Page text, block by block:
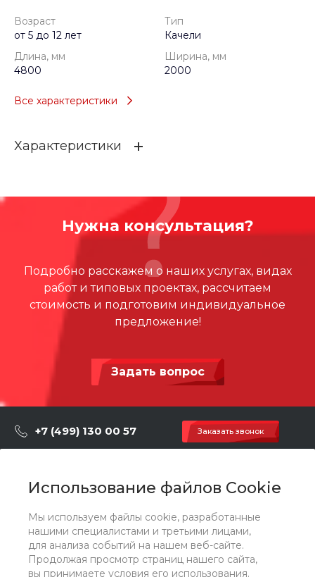
Использование файлов Cookie
Мы используем файлы cookie, разработанные
нашими специалистами и третьими лицами,
для анализа событий на нашем веб-сайте.
Продолжая просмотр страниц нашего сайта,
вы принимаете условия его использования.
Возраст
от 5 до 12 лет
Тип
Качели
Длина, мм
4800
Ширина, мм
2000
Все характеристики
Характеристики
Качели
Ширина, мм
Высота, мм 3600
Размеры зоны падения, м
9200 х 7800
Высота падения, мм 2200
Алюминий, Армированный
Способ установки
Бетонирование / анкерно
е крепление
Нужна консультация?
Подробно расскажем о наших услугах, видах
работ и типовых проектах, рассчитаем
стоимость и подготовим индивидуальное
предложение!
Задать вопрос
+7 (499) 130 00 57 Заказать звонок
г. Москва, Марксистская 3 стр.2
О компании
Каталог